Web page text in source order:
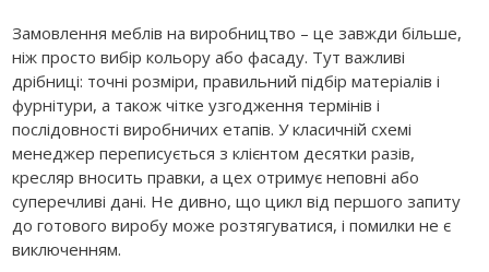
Замовлення меблів на виробництво – це завжди більше,
ніж просто вибір кольору або фасаду. Тут важливі
дрібниці: точні розміри, правильний підбір матеріалів і
фурнітури, а також чітке узгодження термінів і
послідовності виробничих етапів. У класичній схемі
менеджер переписується з клієнтом десятки разів,
кресляр вносить правки, а цех отримує неповні або
суперечливі дані. Не дивно, що цикл від першого запиту
до готового виробу може розтягуватися, і помилки не є
виключенням.